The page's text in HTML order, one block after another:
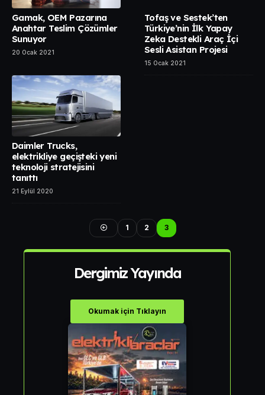
Gamak, OEM Pazarına
Anahtar Teslim Çözümler
Sunuyor
20 Ocak 2021
Tofaş ve Sestek’ten
Türkiye’nin İlk Yapay
Zeka Destekli Araç İçi
Sesli Asistan Projesi
15 Ocak 2021
Daimler Trucks,
elektrikliye geçişteki yeni
teknoloji stratejisini
tanıttı
21 Eylül 2020
1 2 3
Dergimiz Yayında
Okumak için Tıklayın